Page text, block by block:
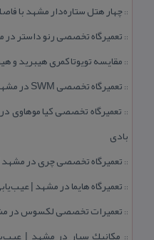
::چهار هتل‌ ستاره‌دار مشهد با فاصله زیر 5
:: تعمیرگاه تخصصی رنو داستر در مشهد | ۱۰ سال تجربه و
:: مقایسه تویوتا كمری هیبرید و
:: تعمیرگاه تخصصی SWM در مشهد | تعمیر موتور، گیربكس و عیب‌یابی برق
:: تعمیرگاه تخصصی كیا موهاوی
بادی
:: تعمیرگاه تخصصی چری در مشهد | ۱۰ سال تجربه و امداد
::تعمیرگاه هایما در مشهد |
:: تعمیرات تخصصی لكسوس در
:: مكانیك سیار در مشهد |